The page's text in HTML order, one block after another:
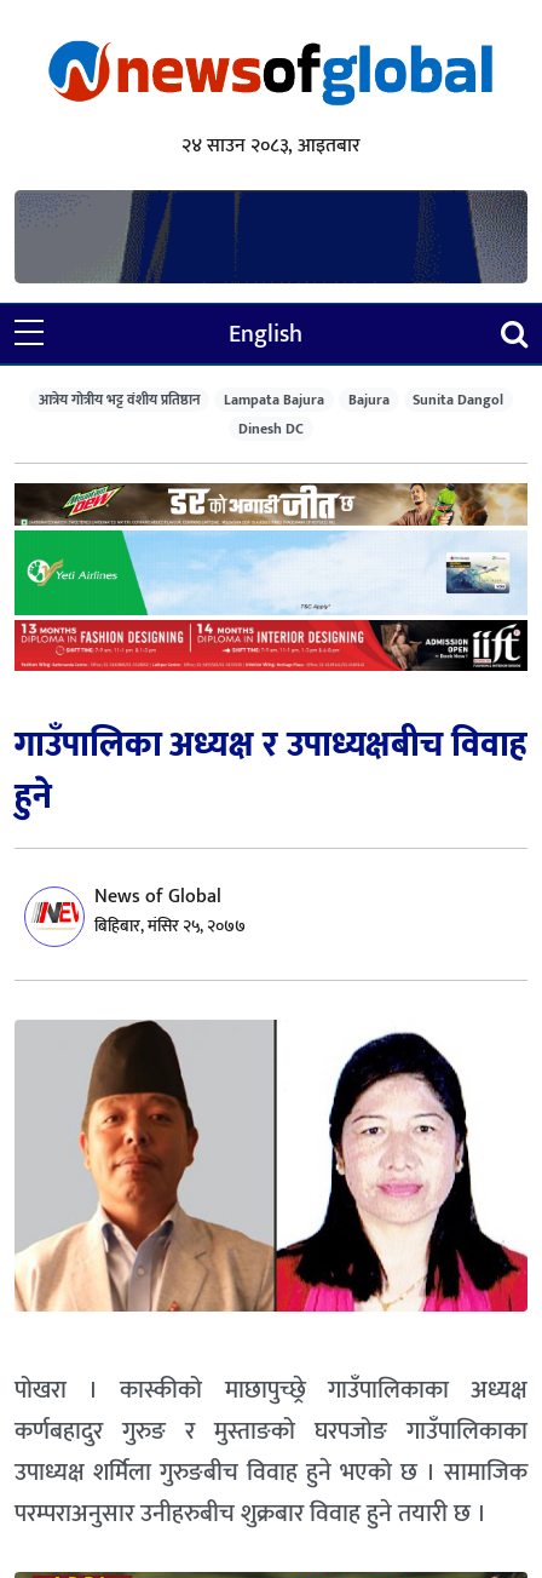
२४ साउन २०८३, आइतबार
English
आत्रेय गोत्रीय भट्ट वंशीय प्रतिष्ठान Lampata Bajura Bajura
Sunita Dangol
Dinesh DC
गाउँपालिका अध्यक्ष र उपाध्यक्षबीच विवाह
हुने
News of Global
बिहिबार, मंसिर २५, २०७७
पोखरा । कास्कीको माछापुच्छ्रे गाउँपालिकाका अध्यक्ष
कर्णबहादुर गुरुङ र मुस्ताङको घरपजोङ गाउँपालिकाका
उपाध्यक्ष शर्मिला गुरुङबीच विवाह हुने भएको छ । सामाजिक
परम्पराअनुसार उनीहरुबीच शुक्रबार विवाह हुने तयारी छ ।